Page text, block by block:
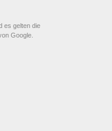
es gelten die
Google.